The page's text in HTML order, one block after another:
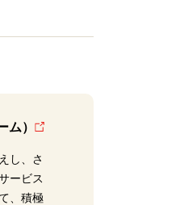
）
し、さ
ービス
、積極